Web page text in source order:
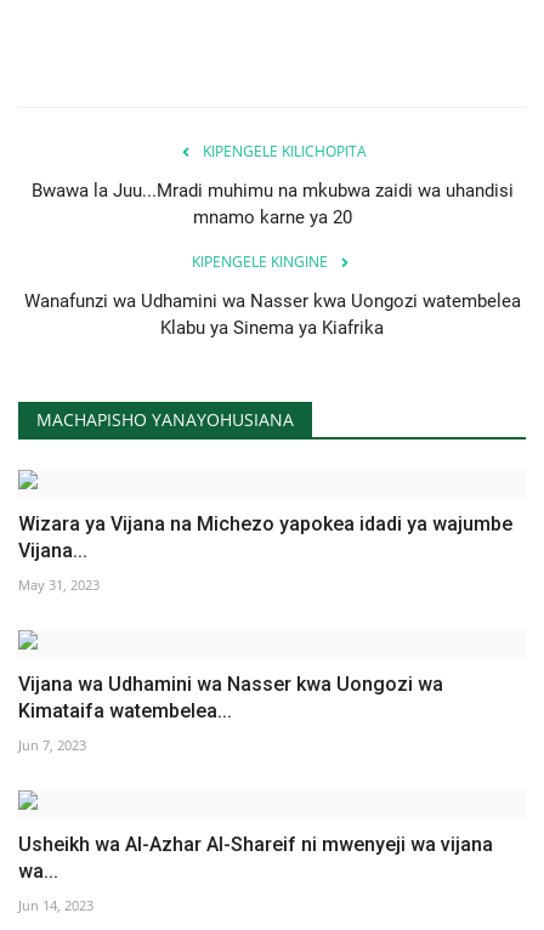
KIPENGELE KILICHOPITA
Bwawa la Juu...Mradi muhimu na mkubwa zaidi wa uhandisi
mnamo karne ya 20
KIPENGELE KINGINE
Wanafunzi wa Udhamini wa Nasser kwa Uongozi watembelea
Klabu ya Sinema ya Kiafrika
MACHAPISHO YANAYOHUSIANA
Wizara ya Vijana na Michezo yapokea idadi ya wajumbe
Vijana...
May 31, 2023
Vijana wa Udhamini wa Nasser kwa Uongozi wa
Kimataifa watembelea...
Jun 7, 2023
Usheikh wa Al-Azhar Al-Shareif ni mwenyeji wa vijana
wa...
Jun 14, 2023